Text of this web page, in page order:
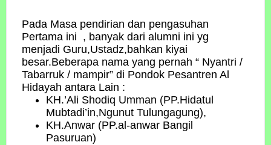
Pada Masa pendirian dan pengasuhan
Pertama ini , banyak dari alumni ini yg
menjadi Guru,Ustadz,bahkan kiyai
besar.Beberapa nama yang pernah “ Nyantri /
Tabarruk / mampir” di Pondok Pesantren Al
Hidayah antara Lain :
KH.’Ali Shodiq Umman (PP.Hidatul
Mubtadi’in,Ngunut Tulungagung),
KH.Anwar (PP.al-anwar Bangil
Pasuruan)